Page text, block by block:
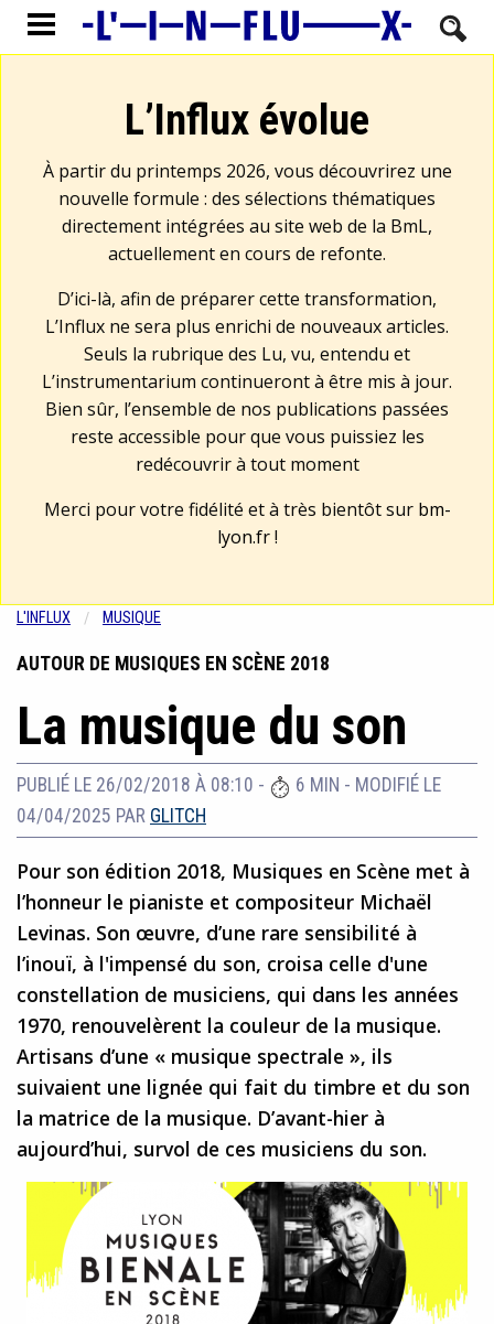
L’Influx évolue
À partir du printemps 2026, vous découvrirez une
nouvelle formule : des sélections thématiques
directement intégrées au site web de la BmL,
actuellement en cours de refonte.
D’ici-là, afin de préparer cette transformation,
L’Influx ne sera plus enrichi de nouveaux articles.
Seuls la rubrique des Lu, vu, entendu et
L’instrumentarium continueront à être mis à jour.
Bien sûr, l’ensemble de nos publications passées
reste accessible pour que vous puissiez les
redécouvrir à tout moment
Merci pour votre fidélité et à très bientôt sur bm-
lyon.fr!
L'INFLUX MUSIQUE
AUTOUR DE MUSIQUES EN SCÈNE 2018
La musique du son
PUBLIÉ LE 26/02/2018 À 08:10 - 6 MIN - MODIFIÉ LE
04/04/2025 PAR GLITCH
Pour son édition 2018, Musiques en Scène met à
l’honneur le pianiste et compositeur Michaël
Levinas. Son œuvre, d’une rare sensibilité à
l’inouï, à l'impensé du son, croisa celle d'une
constellation de musiciens, qui dans les années
1970, renouvelèrent la couleur de la musique.
Artisans d’une « musique spectrale », ils
suivaient une lignée qui fait du timbre et du son
la matrice de la musique. D’avant-hier à
aujourd’hui, survol de ces musiciens du son.